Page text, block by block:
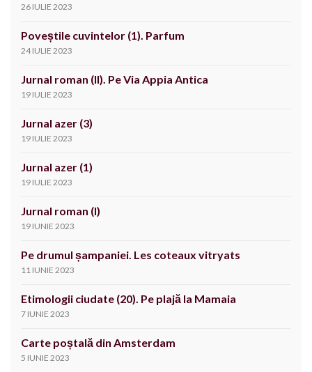
26 IULIE 2023
Poveștile cuvintelor (1). Parfum
24 IULIE 2023
Jurnal roman (II). Pe Via Appia Antica
19 IULIE 2023
Jurnal azer (3)
19 IULIE 2023
Jurnal azer (1)
19 IULIE 2023
Jurnal roman (I)
19 IUNIE 2023
Pe drumul șampaniei. Les coteaux vitryats
11 IUNIE 2023
Etimologii ciudate (20). Pe plajă la Mamaia
7 IUNIE 2023
Carte poștală din Amsterdam
5 IUNIE 2023